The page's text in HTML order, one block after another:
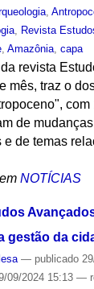
,
, Revista
, Amazônia, capa
revista
mês, traz o
de
e de temas
NOTÍCIAS
gestão da
— publicado
09/2024 15:13 —